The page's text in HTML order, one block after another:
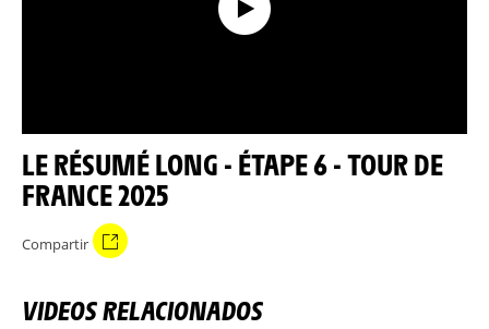
LE RÉSUMÉ LONG - ÉTAPE 6 - TOUR DE
FRANCE 2025
Compartir
VIDEOS RELACIONADOS